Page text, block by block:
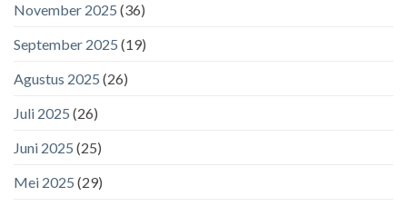
November 2025 (36)
September 2025 (19)
Agustus 2025 (26)
Juli 2025 (26)
Juni 2025 (25)
Mei 2025 (29)